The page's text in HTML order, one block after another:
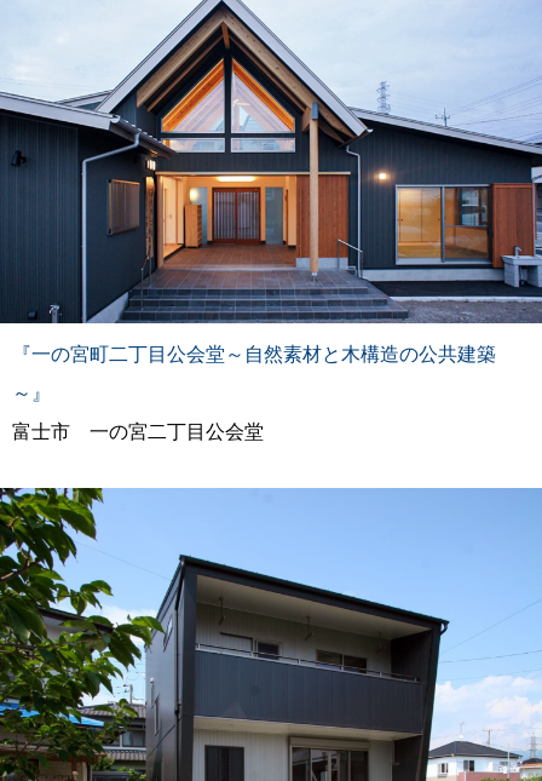
『一の宮町二丁目公会堂～自然素材と木構造の公共建築
～』
富士市 一の宮二丁目公会堂